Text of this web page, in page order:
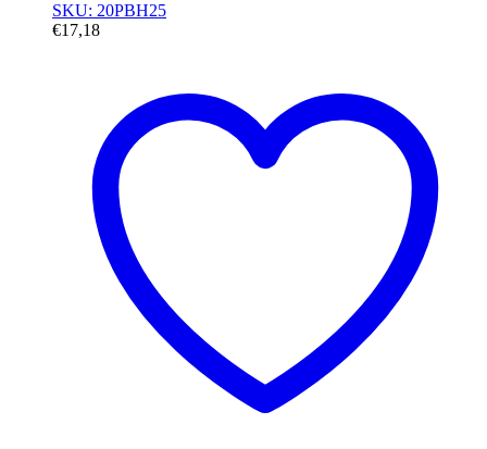
SKU: 20PBH25
€17,18